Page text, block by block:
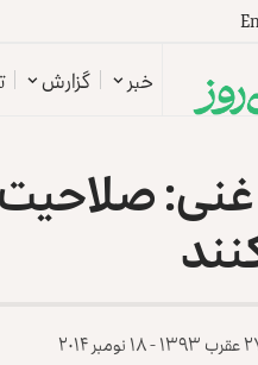
خبر گزارش
۲۰۱۴